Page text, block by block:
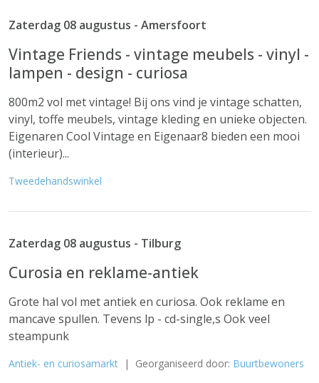
Zaterdag 08 augustus - Amersfoort
Vintage Friends - vintage meubels - vinyl -
lampen - design - curiosa
800m2 vol met vintage! Bij ons vind je vintage schatten,
vinyl, toffe meubels, vintage kleding en unieke objecten.
Eigenaren Cool Vintage en Eigenaar8 bieden een mooi
(interieur)...
Tweedehandswinkel
Zaterdag 08 augustus - Tilburg
Curosia en reklame-antiek
Grote hal vol met antiek en curiosa. Ook reklame en
mancave spullen. Tevens lp - cd-single,s Ook veel
steampunk
Antiek- en curiosamarkt | Georganiseerd door: Buurtbewoners